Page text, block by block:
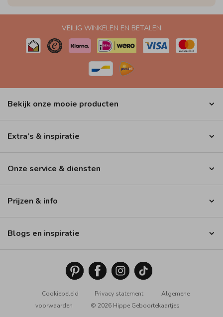
VEILIG WINKELEN EN BETALEN
Bekijk onze mooie producten
Extra’s & inspiratie
Onze service & diensten
Prijzen & info
Blogs en inspiratie
Cookiebeleid Privacy statement
Algemene
voorwaarden
© 2026 Hippe Geboortekaartjes